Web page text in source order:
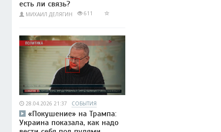
есть ли связь?
МИХАИЛ ДЕЛЯГИН 611
28.04.2026 21:37 СОБЫТИЯ
«Покушение» на Трампа:
Украина показала, как надо